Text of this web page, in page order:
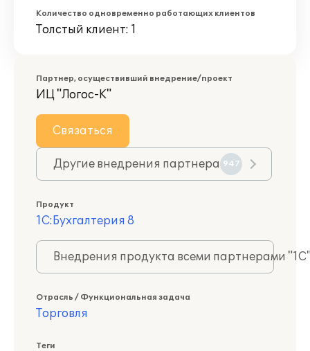
Количество одновременно работающих клиентов
Толстый клиент: 1
Партнер, осуществивший внедрение/проект
ИЦ "Логос-К"
Связаться
Другие внедрения партнера 947
Продукт
1С:Бухгалтерия 8
Внедрения продукта всеми партнерами
Отрасль / Функциональная задача
Торговля
Теги